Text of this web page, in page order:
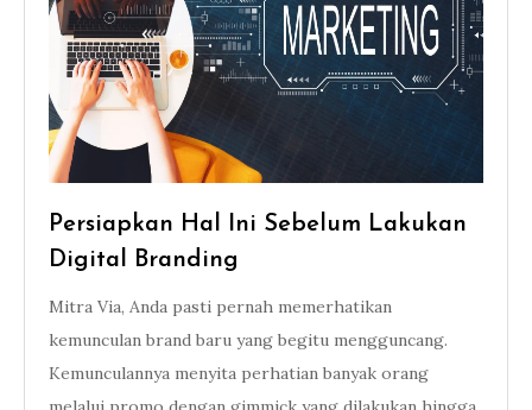
Persiapkan Hal Ini Sebelum Lakukan
Digital Branding
Mitra Via, Anda pasti pernah memerhatikan
kemunculan brand baru yang begitu mengguncang.
Kemunculannya menyita perhatian banyak orang